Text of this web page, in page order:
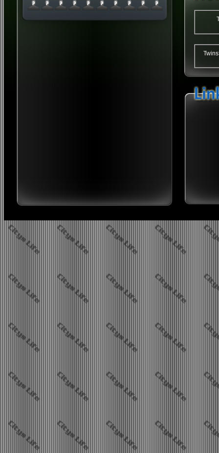
Twins59 :